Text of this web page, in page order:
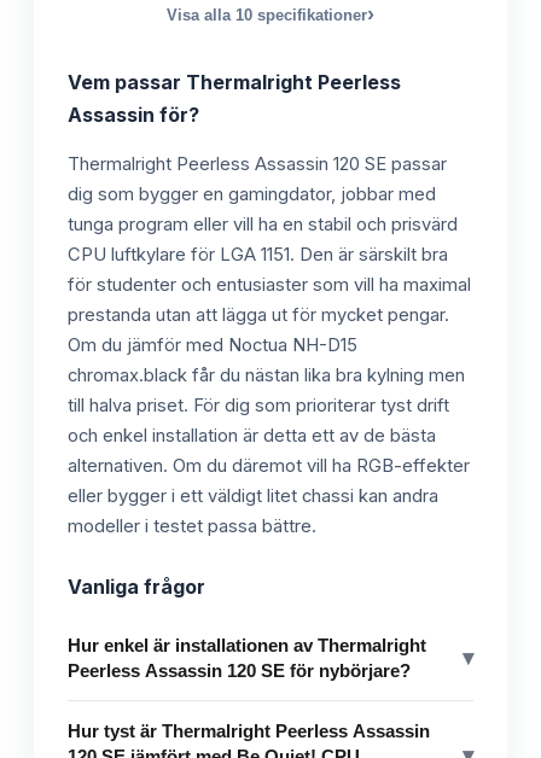
Visa alla 10 specifikationer›
Vem passar Thermalright Peerless
Assassin för?
Thermalright Peerless Assassin 120 SE passar
dig som bygger en gamingdator, jobbar med
tunga program eller vill ha en stabil och prisvärd
CPU luftkylare för LGA 1151. Den är särskilt bra
för studenter och entusiaster som vill ha maximal
prestanda utan att lägga ut för mycket pengar.
Om du jämför med Noctua NH-D15
chromax.black får du nästan lika bra kylning men
till halva priset. För dig som prioriterar tyst drift
och enkel installation är detta ett av de bästa
alternativen. Om du däremot vill ha RGB-effekter
eller bygger i ett väldigt litet chassi kan andra
modeller i testet passa bättre.
Vanliga frågor
Hur enkel är installationen av Thermalright
Peerless Assassin 120 SE för nybörjare?
▾
Hur tyst är Thermalright Peerless Assassin